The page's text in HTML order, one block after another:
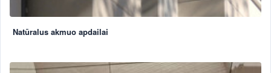
Natūralus akmuo apdailai